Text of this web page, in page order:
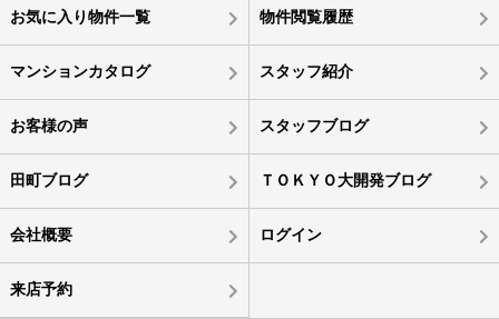
お気に入り物件一覧 物件閲覧履歴
マンションカタログ スタッフ紹介
お客様の声 スタッフブログ
田町ブログ ＴＯＫＹＯ大開発ブログ
会社概要 ログイン
来店予約